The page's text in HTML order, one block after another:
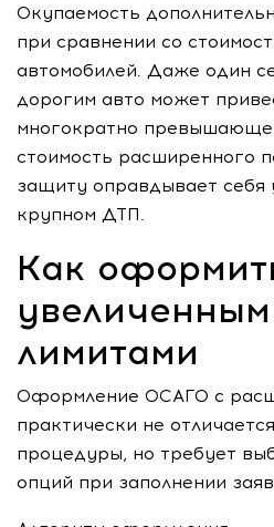
Окупаемость
при сравнении со
автомобилей. Даже один
дорогим авто может
многократно
стоимость расширенного
защиту оправдывает
крупном ДТП.
Как
лимитами
Оформление ОСАГО с
практически не
процедуры, но требует
опций при заполнении